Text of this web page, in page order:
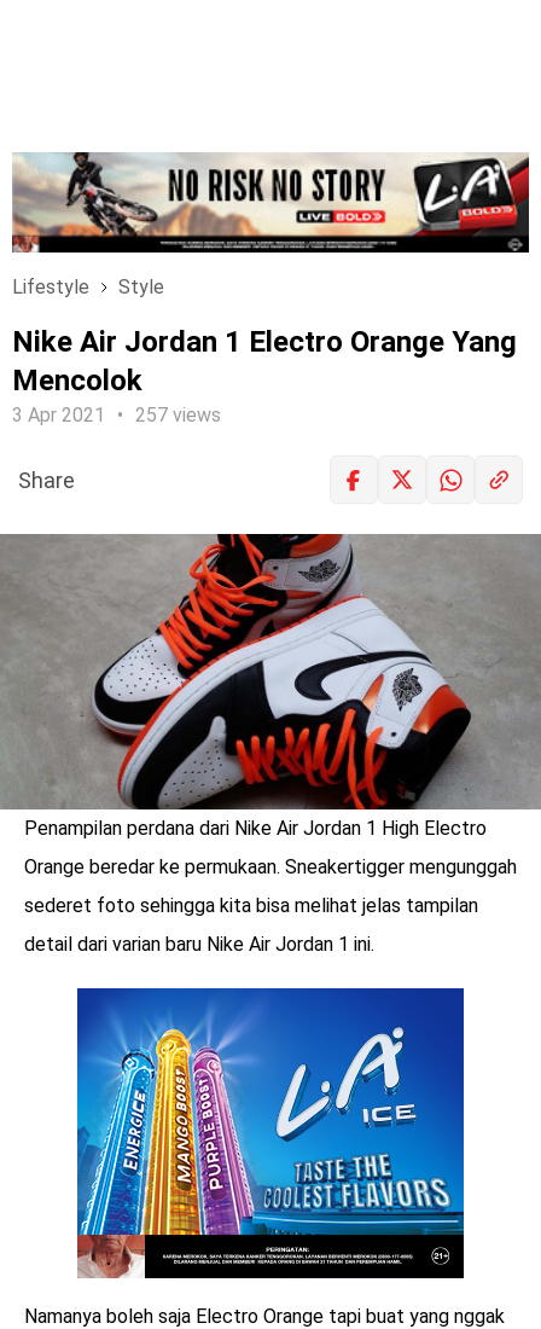
Lifestyle Style
Nike Air Jordan 1 Electro Orange Yang
Mencolok
3 Apr 2021 257 views
menarik
LOGIN
Share
Penampilan perdana dari Nike Air Jordan 1 High Electro
Orange beredar ke permukaan. Sneakertigger mengunggah
sederet foto sehingga kita bisa melihat jelas tampilan
detail dari varian baru Nike Air Jordan 1 ini.
Namanya boleh saja Electro Orange tapi buat yang nggak